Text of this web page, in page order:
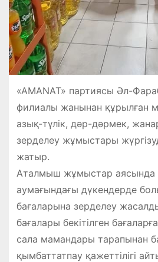
«AMANAT» партиясы Әл-
филиалы жанынан құрылған
азық-түлік, дәр-дәрмек,
зерделеу жұмыстары
жатыр.
Аталмыш жұмыстар аясында
аумағындағы дүкендерде
бағаларына зерделеу
бағалары бекітілген
сала мамандары тарапынан
қымбаттатпау қажеттілігі